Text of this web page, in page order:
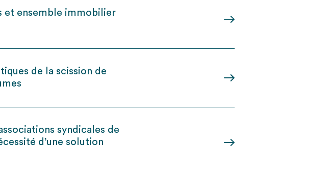
et ensemble immobilier
de la scission de
syndicales de
d’une solution